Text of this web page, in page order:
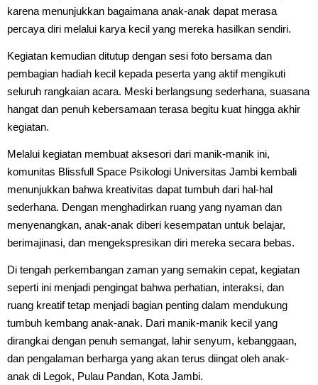
karena menunjukkan bagaimana anak-anak dapat merasa
percaya diri melalui karya kecil yang mereka hasilkan sendiri.
Kegiatan kemudian ditutup dengan sesi foto bersama dan
pembagian hadiah kecil kepada peserta yang aktif mengikuti
seluruh rangkaian acara. Meski berlangsung sederhana, suasana
hangat dan penuh kebersamaan terasa begitu kuat hingga akhir
kegiatan.
Melalui kegiatan membuat aksesori dari manik-manik ini,
komunitas Blissfull Space Psikologi Universitas Jambi kembali
menunjukkan bahwa kreativitas dapat tumbuh dari hal-hal
sederhana. Dengan menghadirkan ruang yang nyaman dan
menyenangkan, anak-anak diberi kesempatan untuk belajar,
berimajinasi, dan mengekspresikan diri mereka secara bebas.
Di tengah perkembangan zaman yang semakin cepat, kegiatan
seperti ini menjadi pengingat bahwa perhatian, interaksi, dan
ruang kreatif tetap menjadi bagian penting dalam mendukung
tumbuh kembang anak-anak. Dari manik-manik kecil yang
dirangkai dengan penuh semangat, lahir senyum, kebanggaan,
dan pengalaman berharga yang akan terus diingat oleh anak-
anak di Legok, Pulau Pandan, Kota Jambi.